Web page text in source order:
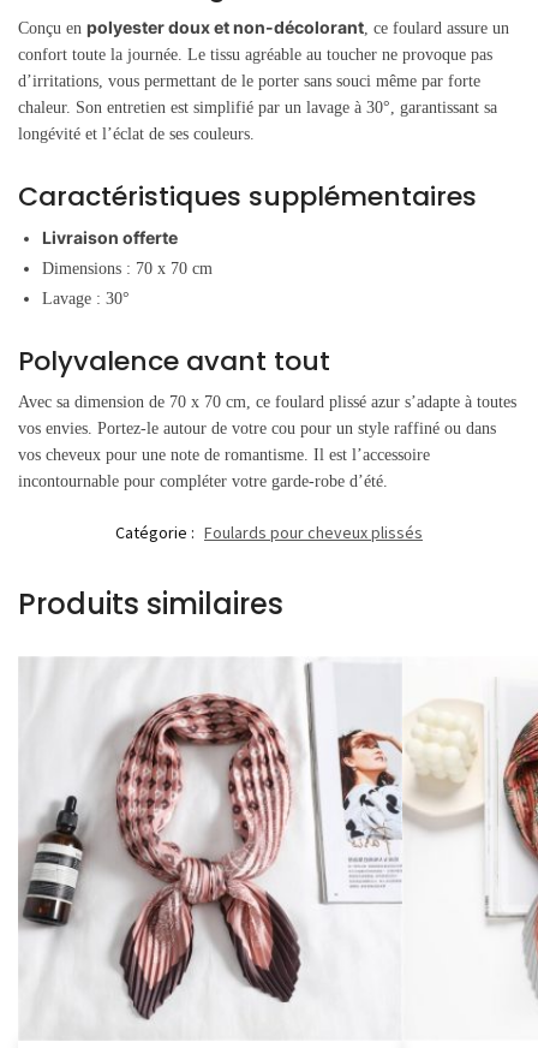
Conçu en polyester doux et non-décolorant , ce foulard assure un
confort toute la journée. Le tissu agréable au toucher ne provoque pas
d’irritations, vous permettant de le porter sans souci même par forte
chaleur. Son entretien est simplifié par un lavage à 30°, garantissant sa
longévité et l’éclat de ses couleurs.
Caractéristiques supplémentaires
Livraison offerte
Dimensions : 70 x 70 cm
Lavage : 30°
Polyvalence avant tout
Avec sa dimension de 70 x 70 cm, ce foulard plissé azur s’adapte à toutes
vos envies. Portez-le autour de votre cou pour un style raffiné ou dans
vos cheveux pour une note de romantisme. Il est l’accessoire
incontournable pour compléter votre garde-robe d’été.
Catégorie : Foulards pour cheveux plissés
Produits similaires